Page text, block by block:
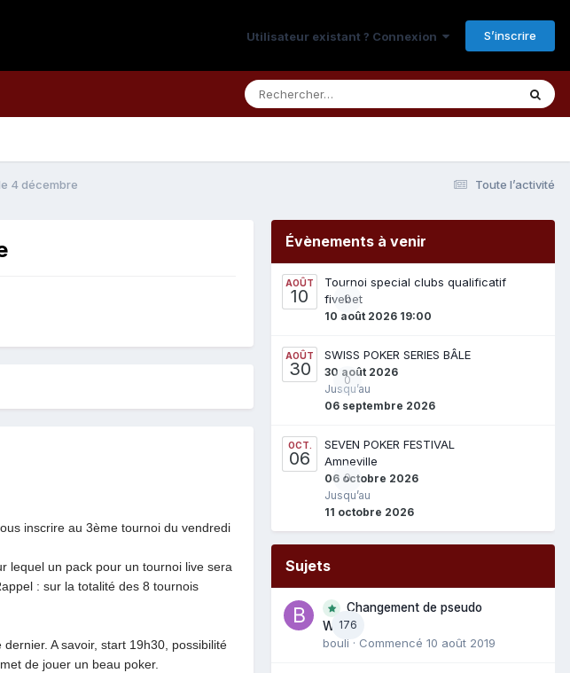
Utilisateur existant ? Connexion S’inscrire
Toute l’activité
4 décembre
inscrire au 3ème tournoi du vendredi
lequel un pack pour un tournoi live sera
: sur la totalité des 8 tournois
A savoir, start 19h30, possibilité
de jouer un beau poker.
Évènements à venir
AOÛT
10 0
Tournoi special clubs qualificatif
fivebet
10 août 2026 19:00
AOÛT
30
0
SWISS POKER SERIES BÂLE
30 août 2026
Jusqu’au
06 septembre 2026
OCT.
06
0
SEVEN POKER FESTIVAL
Amneville
06 octobre 2026
Jusqu’au
11 octobre 2026
Sujets
176
Changement de pseudo
WAM
bouli · Commencé 10 août 2019